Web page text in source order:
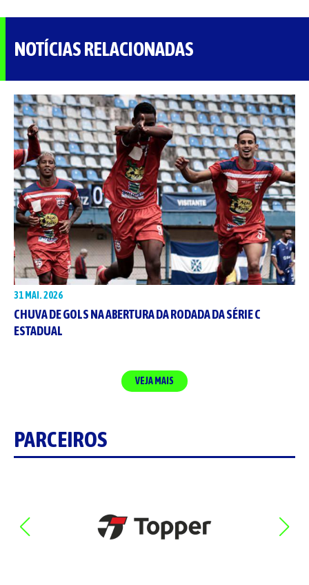
NOTÍCIAS RELACIONADAS
31 MAI. 2026
CHUVA DE GOLS NA ABERTURA DA RODADA DA SÉRIE C
ESTADUAL
VEJA MAIS
PARCEIROS